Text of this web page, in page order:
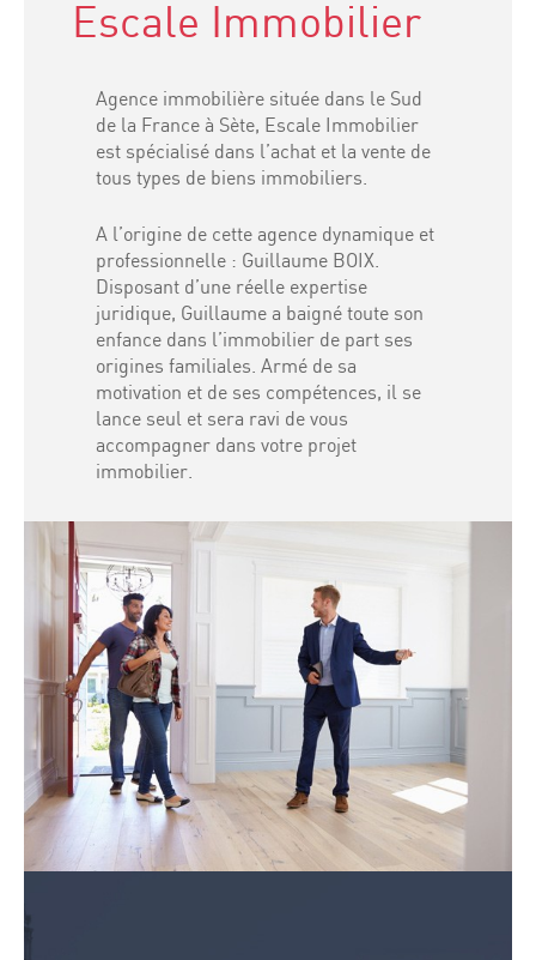
Escale Immobilier
Agence immobilière située dans le Sud
de la France à Sète, Escale Immobilier
est spécialisé dans l’achat et la vente de
tous types de biens immobiliers.
A l’origine de cette agence dynamique et
professionnelle : Guillaume BOIX.
Disposant d’une réelle expertise
juridique, Guillaume a baigné toute son
enfance dans l’immobilier de part ses
origines familiales. Armé de sa
motivation et de ses compétences, il se
lance seul et sera ravi de vous
accompagner dans votre projet
immobilier.